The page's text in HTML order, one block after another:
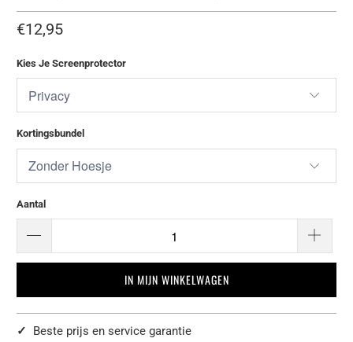
€12,95
Kies Je Screenprotector
Kortingsbundel
Aantal
IN MIJN WINKELWAGEN
✓ Beste prijs en service garantie